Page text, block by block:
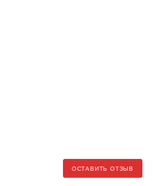
ОСТАВИТЬ ОТЗЫВ